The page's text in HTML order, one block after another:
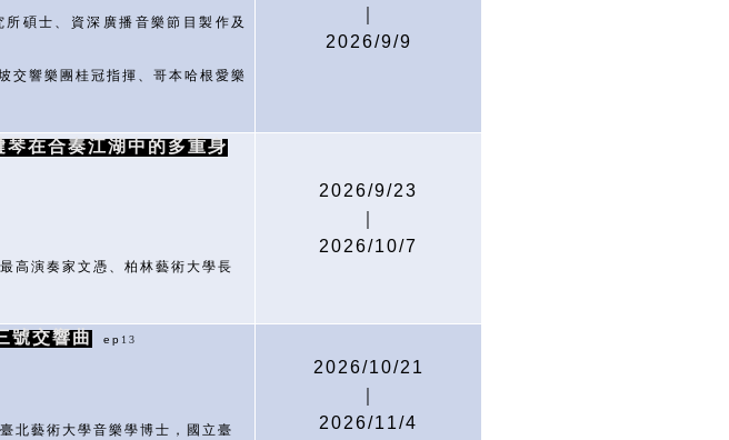
碩士、資深廣播音樂節目製作及
交響樂團桂冠指揮、哥本哈根愛樂
2026/9/9
琴在合奏江湖中的多重身
高演奏家文憑、柏林藝術大學長
2026/9/23
2026/10/7
號交響曲 ep 13
北藝術大學音樂學博士，國立臺
2026/10/21
2026/11/4